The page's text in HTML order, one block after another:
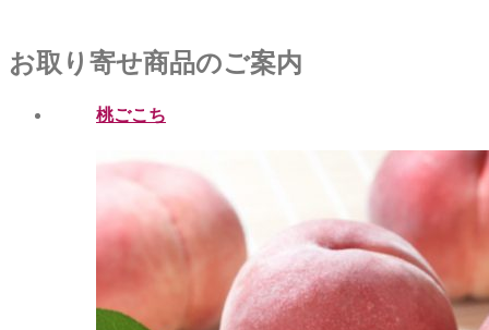
お取り寄せ商品のご案内
桃ごこち